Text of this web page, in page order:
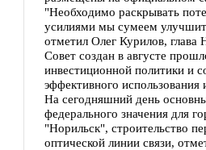
"Необходимо раскрывать
усилиями мы сумеем
отметил Олег Курилов, глава
Совет создан в августе
инвестиционной политики и
эффективного использования
На сегодняшний день
федерального значения для
"Норильск", строительство
оптической линии связи,